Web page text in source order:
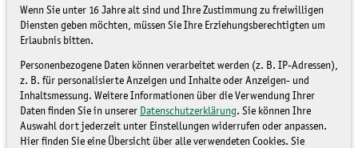
Wenn Sie unter 16 Jahre alt sind und Ihre Zustimmung zu freiwilligen
Diensten geben möchten, müssen Sie Ihre Erziehungsberechtigten um
Erlaubnis bitten.
Personenbezogene Daten können verarbeitet werden (z. B. IP-Adressen),
z. B. für personalisierte Anzeigen und Inhalte oder Anzeigen- und
Inhaltsmessung. Weitere Informationen über die Verwendung Ihrer
Daten finden Sie in unserer Datenschutzerklärung. Sie können Ihre
Auswahl dort jederzeit unter Einstellungen widerrufen oder anpassen.
Hier finden Sie eine Übersicht über alle verwendeten Cookies. Sie
Themen » Naturschutzstationen
» Überblick Naturschutzstationen
NABU Naturschutzstation
Stadt und Aue Leipzig